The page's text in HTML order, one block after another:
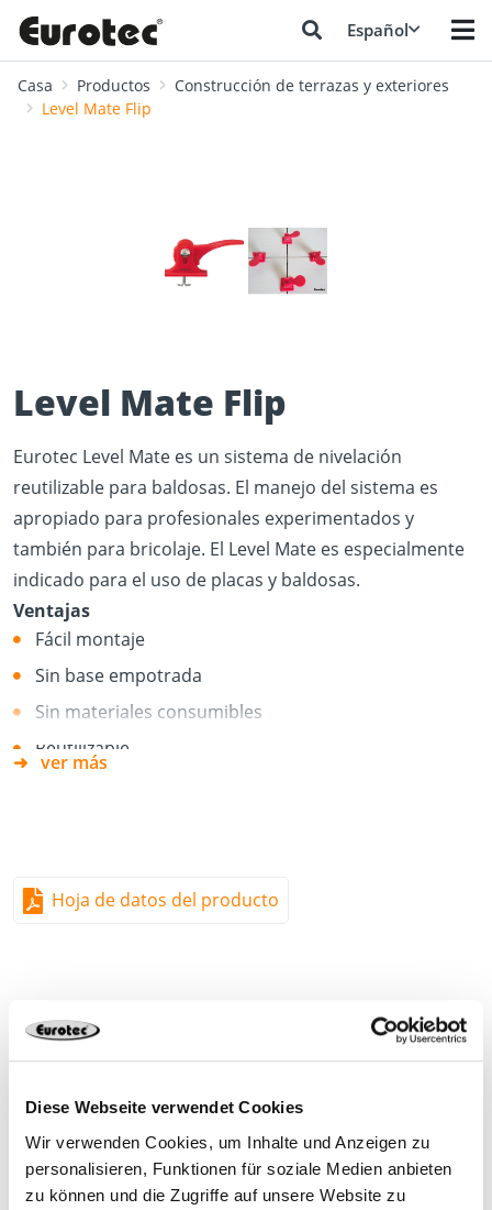
Diese Webseite verwendet Cookies
Wir verwenden Cookies, um Inhalte und Anzeigen zu
personalisieren, Funktionen für soziale Medien anbieten
zu können und die Zugriffe auf unsere Website zu
Español
Casa Productos
Construcción de terrazas y exteriores
Level Mate Flip
Level Mate Flip
Eurotec Level Mate es un sistema de nivelación
reutilizable para baldosas. El manejo del sistema es
apropiado para profesionales experimentados y
también para bricolaje. El Level Mate es especialmente
indicado para el uso de placas y baldosas.
Ventajas
Fácil montaje
Sin base empotrada
Sin materiales consumibles
Reutilizable
primer lugar, sujete el mango rojo y gire la tuerca negra
ver más
Hoja de datos del producto